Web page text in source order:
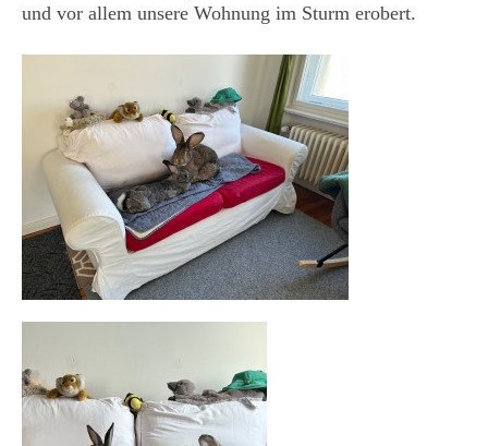
KONTAKT
und vor allem unsere Wohnung im Sturm erobert.